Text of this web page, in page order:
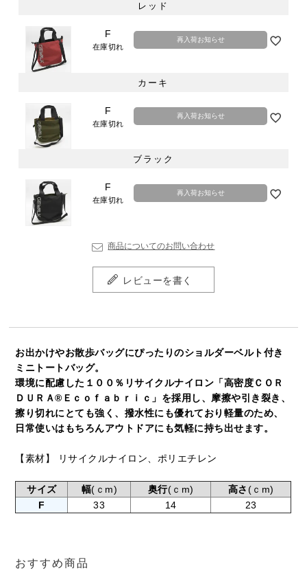
レッド
F
在庫切れ
再入荷お知らせ
カーキ
F
在庫切れ
再入荷お知らせ
ブラック
F
在庫切れ
再入荷お知らせ
商品についてのお問い合わせ
レビューを書く
お出かけやお散歩バッグにぴったりのショルダーベルト付き
ミニトートバッグ。
環境に配慮した１００％リサイクルナイロン「高密度ＣＯＲ
ＤＵＲＡ®Ｅｃｏｆａｂｒｉｃ」を採用し、摩擦や引き裂き、
擦り切れにとても強く、撥水性にも優れており軽量のため、
日常使いはもちろんアウトドアにも気軽に持ち出せます。
【素材】 リサイクルナイロン、ポリエチレン
サイズ 幅(ｃm) 奥行(ｃm) 高さ(ｃm)
F
33 14 23
おすすめ商品